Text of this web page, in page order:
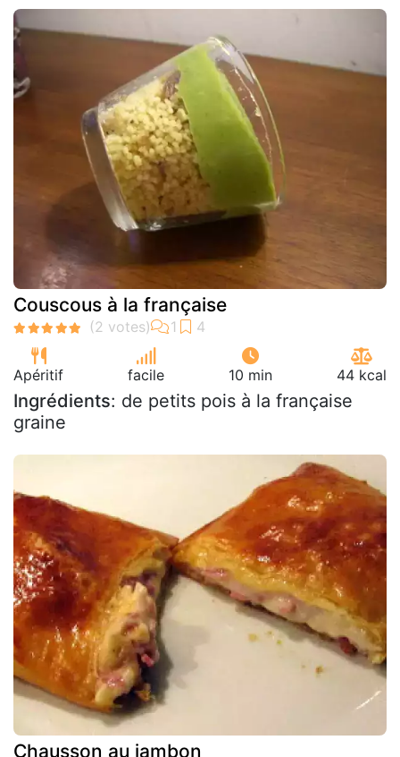
Couscous à la française
Apéritif facile 10 min 44 kcal
Ingrédients: de petits pois à la française
graine
Chausson au jambon